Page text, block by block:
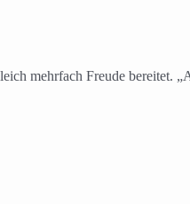
mehrfach Freude bereitet.